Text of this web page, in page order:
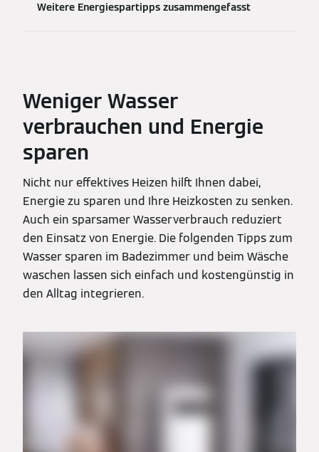
Weitere Energiespartipps zusammengefasst
Weniger Wasser
verbrauchen und Energie
sparen
Nicht nur effektives Heizen hilft Ihnen dabei,
Energie zu sparen und Ihre Heizkosten zu senken.
Auch ein sparsamer Wasserverbrauch reduziert
den Einsatz von Energie. Die folgenden Tipps zum
Wasser sparen im Badezimmer und beim Wäsche
waschen lassen sich einfach und kostengünstig in
den Alltag integrieren.